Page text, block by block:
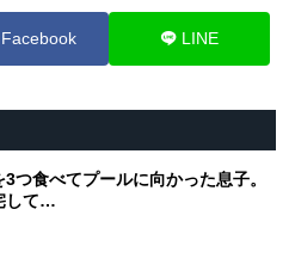
Facebook LINE
つ食べてプールに向かった息子。
して…